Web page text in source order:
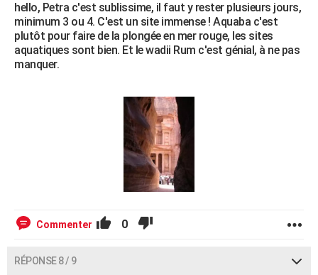
hello, Petra c'est sublissime, il faut y rester plusieurs jours,
minimum 3 ou 4. C'est un site immense ! Aquaba c'est
plutôt pour faire de la plongée en mer rouge, les sites
aquatiques sont bien. Et le wadii Rum c'est génial, à ne pas
manquer.
Commenter 0
RÉPONSE 8 / 9